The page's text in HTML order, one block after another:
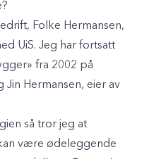
Folke Hermansen,
UiS. Jeg har fortsatt
fra 2002 på
Jin Hermansen, eier av
så tror jeg at
være ødeleggende